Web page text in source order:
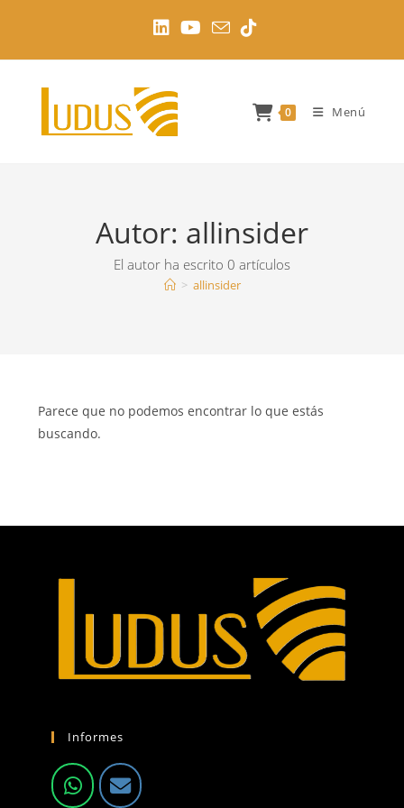
contenido
0 Menú
Autor: allinsider
El autor ha escrito 0 artículos
> allinsider
Parece que no podemos encontrar lo que estás
buscando.
Informes